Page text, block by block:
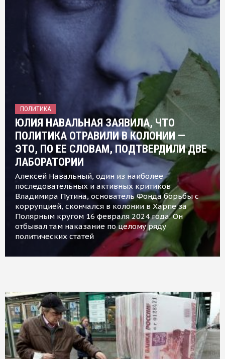
ПОЛИТИКА
ЮЛИЯ НАВАЛЬНАЯ ЗАЯВИЛА, ЧТО
ПОЛИТИКА ОТРАВИЛИ В КОЛОНИИ —
ЭТО, ПО ЕЕ СЛОВАМ, ПОДТВЕРДИЛИ ДВЕ
ЛАБОРАТОРИИ
Алексей Навальный, один из наиболее
последовательных и активных критиков
Владимира Путина, основатель Фонда борьбы с
коррупцией, скончался в колонии в Харпе за
Полярным кругом 16 февраля 2024 года. Он
отбывал там наказание по целому ряду
политических статей